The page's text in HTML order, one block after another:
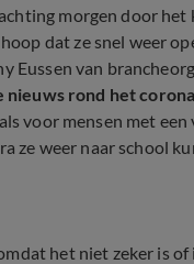
morgen door
dat ze snel weer
Eussen van
nieuws rond het
voor mensen met
ze weer naar school
het niet zeker is of